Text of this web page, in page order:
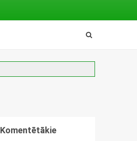
Komentētākie